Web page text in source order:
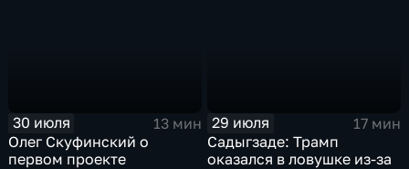
30 июля
13 мин
Олег Скуфинский о
первом проекте
29 июля
17 мин
Садыгзаде: Трамп
оказался в ловушке из-за